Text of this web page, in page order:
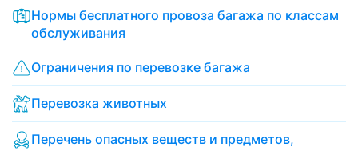
Нормы бесплатного провоза багажа по классам
обслуживания
Ограничения по перевозке багажа
Перевозка животных
Перечень опасных веществ и предметов,